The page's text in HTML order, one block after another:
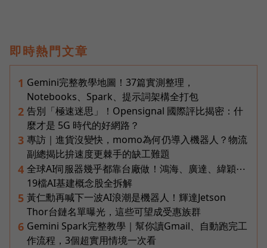
即時熱門文章
1 Gemini完整教學地圖！37篇實測整理，
Notebooks、Spark、提示詞架構全打包
2 告別「極速迷思」！Opensignal 國際評比揭密：什
麼才是 5G 時代的好網路？
3 專訪｜進貨沒變快，momo為何仍導入機器人？物流
副總揭比拚速度更棘手的缺工難題
4 全球AI伺服器幾乎都靠台廠做！鴻海、廣達、緯穎⋯
19檔AI基建概念股全拆解
5 黃仁勳再喊下一波AI浪潮是機器人！輝達Jetson
Thor台鏈名單曝光，這些可望成受惠族群
6 Gemini Spark完整教學｜幫你讀Gmail、自動跑完工
作流程，3個超實用情境一次看